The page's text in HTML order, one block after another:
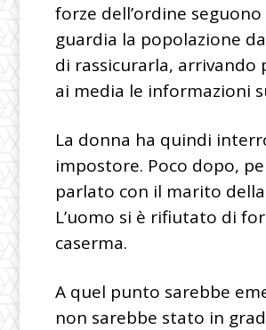
forze dell’ordine
guardia la popolazione
di rassicurarla, arrivando
ai media le informazioni
La donna ha quindi
impostore. Poco dopo,
parlato con il marito
L’uomo si è rifiutato di
caserma.
A quel punto sarebbe
non sarebbe stato in